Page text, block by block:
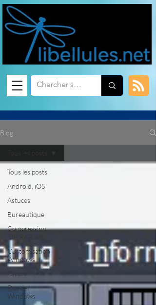
Blog
Tous les posts
Android, iOS
Astuces
Bureautique
Compression
ZIP, RAR, etc.
Customisation
Windows
Divers
Dossier
Windows